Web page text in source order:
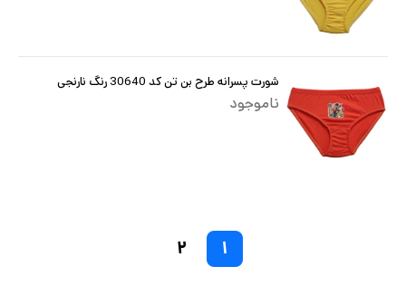
شورت پسرانه طرح بن تن کد 30640 رنگ نارنجی
ناموجود
۱ ۲